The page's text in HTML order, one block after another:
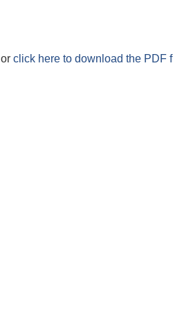
or click here to download the PDF